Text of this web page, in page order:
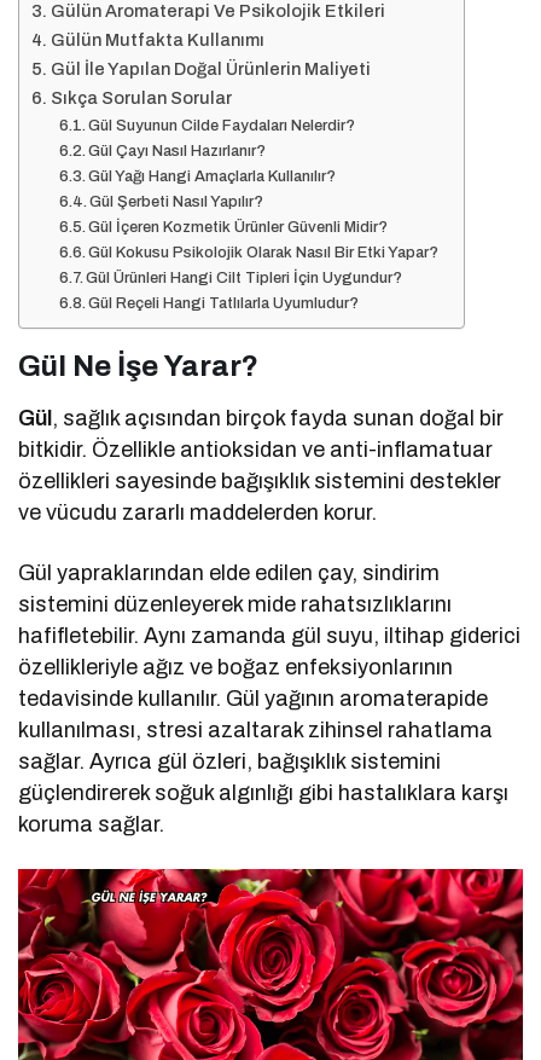
Gülün Aromaterapi Ve Psikolojik Etkileri
Gülün Mutfakta Kullanımı
Gül İle Yapılan Doğal Ürünlerin Maliyeti
Sıkça Sorulan Sorular
Gül Suyunun Cilde Faydaları Nelerdir?
Gül Çayı Nasıl Hazırlanır?
Gül Yağı Hangi Amaçlarla Kullanılır?
Gül Şerbeti Nasıl Yapılır?
Gül İçeren Kozmetik Ürünler Güvenli Midir?
Gül Kokusu Psikolojik Olarak Nasıl Bir Etki Yapar?
Gül Ürünleri Hangi Cilt Tipleri İçin Uygundur?
Gül Reçeli Hangi Tatlılarla Uyumludur?
Gül Ne İşe Yarar?
Gül , sağlık açısından birçok fayda sunan doğal bir
bitkidir. Özellikle antioksidan ve anti-inflamatuar
özellikleri sayesinde bağışıklık sistemini destekler
ve vücudu zararlı maddelerden korur.
Gül yapraklarından elde edilen çay, sindirim
sistemini düzenleyerek mide rahatsızlıklarını
hafifletebilir. Aynı zamanda gül suyu, iltihap giderici
özellikleriyle ağız ve boğaz enfeksiyonlarının
tedavisinde kullanılır. Gül yağının aromaterapide
kullanılması, stresi azaltarak zihinsel rahatlama
sağlar. Ayrıca gül özleri, bağışıklık sistemini
güçlendirerek soğuk algınlığı gibi hastalıklara karşı
koruma sağlar.